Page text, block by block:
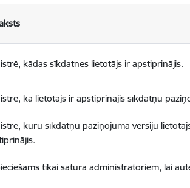
kādas sīkdatnes lietotājs ir apstiprinājis.
ka lietotājs ir apstiprinājis sīkdatņu
kuru sīkdatņu paziņojuma versiju
tikai satura administratoriem, lai